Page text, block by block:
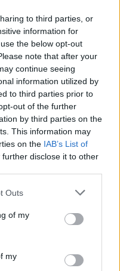
to third parties, or
information for
the below opt-out
note that after your
continue seeing
information utilized by
to third parties prior to
out of the further
by third parties on the
This information may
on the IAB’s List of
further disclose it to other
Outs
of my
my